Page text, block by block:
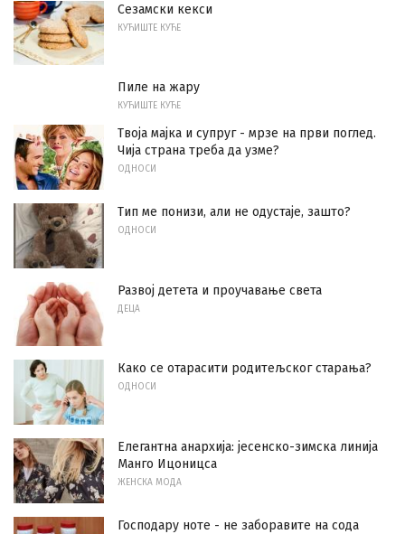
Сезамски кекси
КУЋИШТЕ КУЋЕ
Пиле на жару
КУЋИШТЕ КУЋЕ
Твоја мајка и супруг - мрзе на први поглед.
Чија страна треба да узме?
ОДНОСИ
Тип ме понизи, али не одустаје, зашто?
ОДНОСИ
Развој детета и проучавање света
ДЕЦА
Како се отарасити родитељског старања?
ОДНОСИ
Елегантна анархија: јесенско-зимска линија
Манго Ицоницса
ЖЕНСКА МОДА
Господару ноте - не заборавите на сода